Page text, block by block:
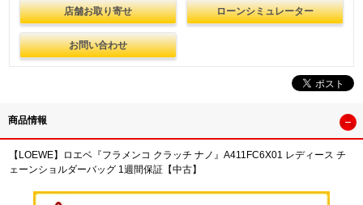
店舗お取り寄せ ローンシミュレーター
お問い合わせ
商品情報
【LOEWE】ロエベ『フラメンコ クラッチ ナノ』A411FC6X01 レディース チ
ェーンショルダーバッグ 1週間保証【中古】